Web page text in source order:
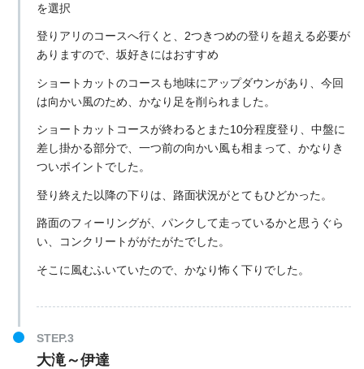
を選択
登りアリのコースへ行くと、2つきつめの登りを超える必要が
ありますので、坂好きにはおすすめ
ショートカットのコースも地味にアップダウンがあり、今回
は向かい風のため、かなり足を削られました。
ショートカットコースが終わるとまた10分程度登り、中盤に
差し掛かる部分で、一つ前の向かい風も相まって、かなりき
ついポイントでした。
登り終えた以降の下りは、路面状況がとてもひどかった。
路面のフィーリングが、パンクして走っているかと思うぐら
い、コンクリートががたがたでした。
そこに風むふいていたので、かなり怖く下りでした。
大滝～伊達